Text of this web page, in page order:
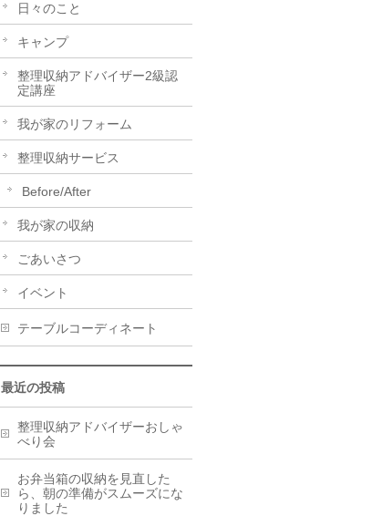
日々のこと
キャンプ
整理収納アドバイザー2級認
定講座
我が家のリフォーム
整理収納サービス
Before/After
我が家の収納
ごあいさつ
イベント
テーブルコーディネート
最近の投稿
整理収納アドバイザーおしゃ
べり会
お弁当箱の収納を見直した
ら、朝の準備がスムーズにな
りました